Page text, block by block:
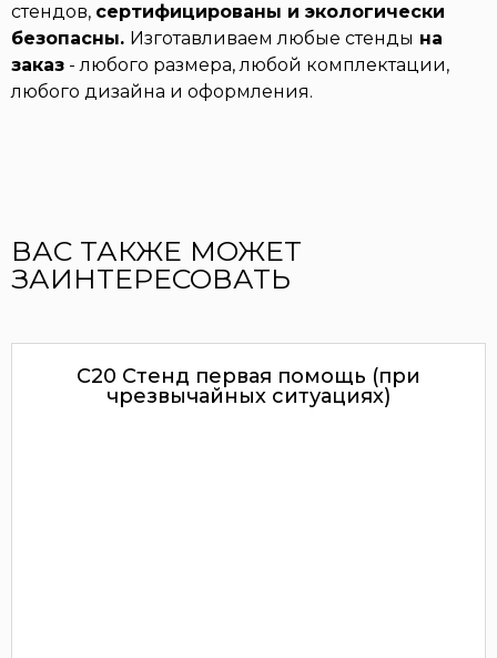
стендов, сертифицированы и экологически
безопасны. Изготавливаем любые стенды на
заказ - любого размера, любой комплектации,
любого дизайна и оформления.
ВАС ТАКЖЕ МОЖЕТ
ЗАИНТЕРЕСОВАТЬ
С20 Стенд первая помощь (при
чрезвычайных ситуациях)